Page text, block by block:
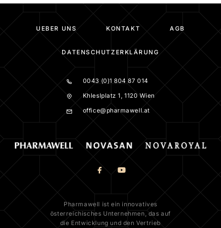
UEBER UNS KONTAKT AGB
DATENSCHUTZERKLÄRUNG
0043 (0)1 804 87 014
Khleslplatz 1, 1120 Wien
office@pharmawell.at
Pharmawell ist ein innovatives
österreichisches Unternehmen, das auf
die Entwicklung und den Vertrieb